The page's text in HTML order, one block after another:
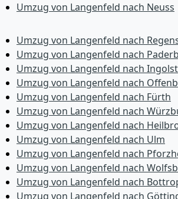
Umzug von Langenfeld nach Neuss
Umzug von Langenfeld nach
Umzug von Langenfeld nach
Umzug von Langenfeld nach
Umzug von Langenfeld nach
Umzug von Langenfeld nach Fürth
Umzug von Langenfeld nach
Umzug von Langenfeld nach
Umzug von Langenfeld nach Ulm
Umzug von Langenfeld nach
Umzug von Langenfeld nach
Umzug von Langenfeld nach
Umzug von Langenfeld nach